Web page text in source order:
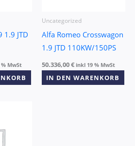
1.9 JTD
MwSt
Uncategorized
Alfa Romeo Crosswagon
1.9 JTD 110KW/150PS
50.336,00€ inkl 19 % MwSt
IN DEN WARENKORB